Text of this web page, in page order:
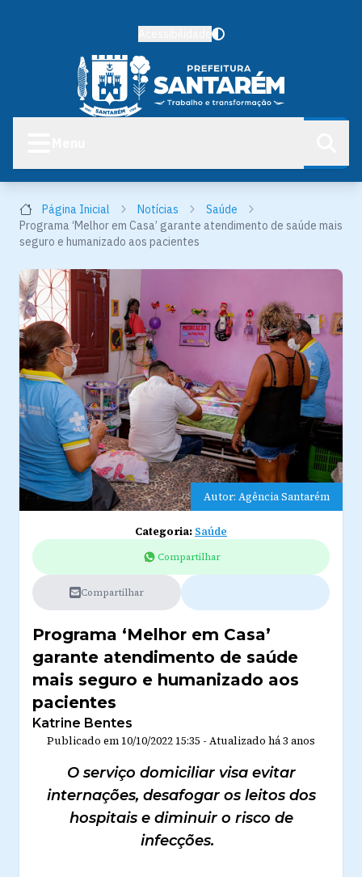
Página Inicial Notícias
Saúde
Programa ‘Melhor em Casa’ garante atendimento de saúde mais
seguro e humanizado aos pacientes
Autor: Agência Santarém
Categoria: Saúde
Compartilhar
Compartilhar
Programa ‘Melhor em Casa’
garante atendimento de saúde
mais seguro e humanizado aos
pacientes
Katrine Bentes
Publicado em 10/10/2022 15:35 - Atualizado há 3 anos
O serviço domiciliar visa evitar
internações, desafogar os leitos dos
hospitais e diminuir o risco de
infecções.